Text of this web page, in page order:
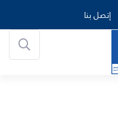
إتصل بنا